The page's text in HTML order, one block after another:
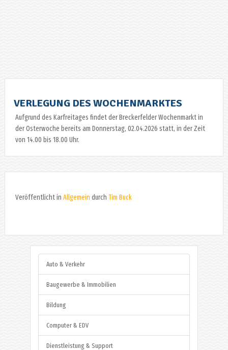
VERLEGUNG DES WOCHENMARKTES
Aufgrund des Karfreitages findet der Breckerfelder Wochenmarkt in
der Osterwoche bereits am Donnerstag, 02.04.2026 statt, in der Zeit
von 14.00 bis 18.00 Uhr.
Veröffentlicht in Allgemein durch Tim Buck
Auto & Verkehr
Baugewerbe & Immobilien
Bildung
Computer & EDV
Dienstleistung & Support